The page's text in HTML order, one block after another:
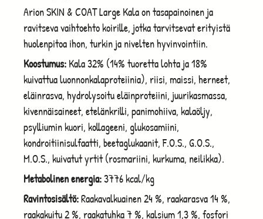
Arion SKIN & COAT Large Kala on tasapainoinen ja
ravitseva vaihtoehto koirille, jotka tarvitsevat erityistä
huolenpitoa ihon, turkin ja nivelten hyvinvointiin.
Koostumus:Kala 32% (14% tuoretta lohta ja 18%
kuivattua luonnonkalaproteiinia), riisi, maissi, herneet,
eläinrasva, hydrolysoitu eläinproteiini, juurikasmassa,
kivennäisaineet, etelänkrilli, panimohiiva, kalaöljy,
psylliumin kuori, kollageeni, glukosamiini,
kondroitiinisulfaatti, beetaglukaanit, F.O.S., G.O.S.,
M.O.S., kuivatut yrtit (rosmariini, kurkuma, neilikka).
Metabolinen energia:3776 kcal/kg
Ravintosisältö:Raakavalkuainen 24 %, raakarasva 14 %,
raakakuitu 2 %, raakatuhka 7 %, kalsium 1,3 %, fosfori